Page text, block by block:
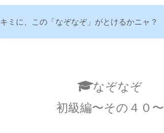
キミに、この「なぞなぞ」がとけるかニャ？
なぞなぞ
初級編〜その４０〜